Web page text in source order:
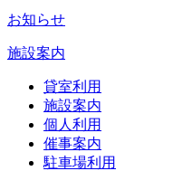
お知らせ
施設案内
貸室利用
施設案内
個人利用
催事案内
駐車場利用